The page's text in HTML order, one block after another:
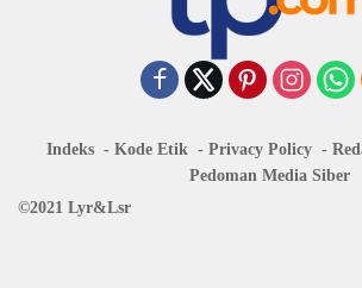
Indeks Kode Etik Privacy Policy
Pedoman Media Siber
©2021 Lyr&Lsr